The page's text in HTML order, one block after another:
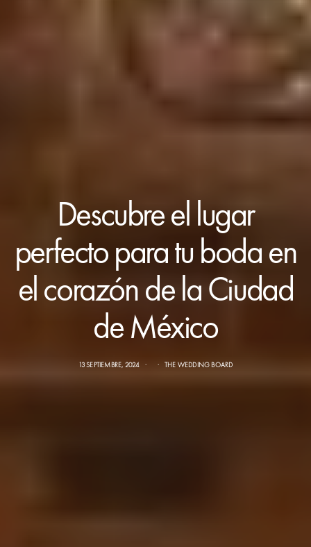
Descubre el lugar
perfecto para tu boda en
el corazón de la Ciudad
de México
13 SEPTIEMBRE, 2024 THE WEDDING BOARD